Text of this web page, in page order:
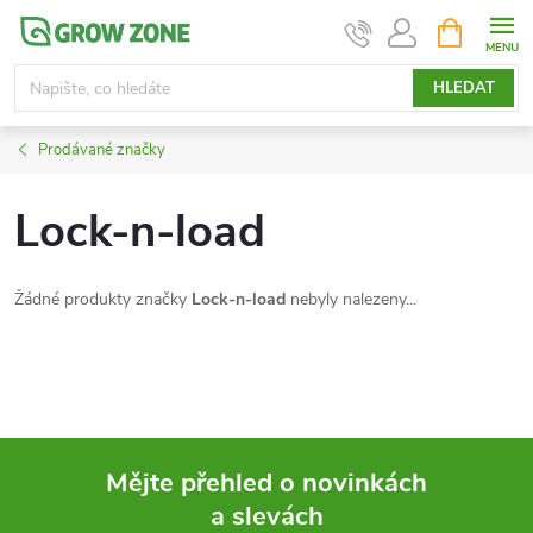
Přejít
obsah
HLEDAT
NÁKUPNÍ
KOŠÍK
Prodávané značky
Lock-n-load
Žádné produkty značky Lock-n-load nebyly nalezeny...
Mějte přehled o novinkách
a slevách